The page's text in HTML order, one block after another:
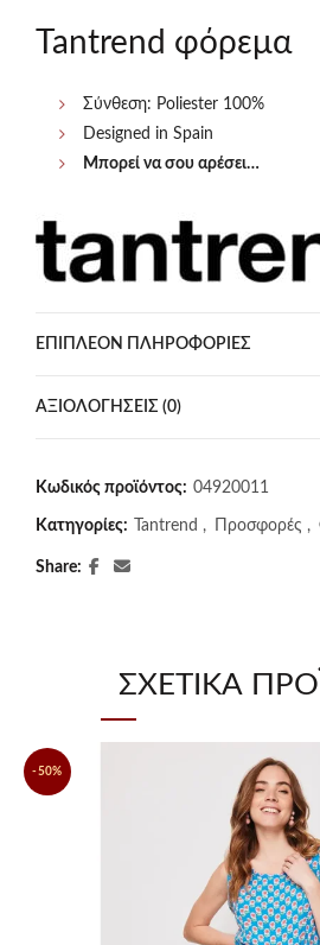
Tantrend φόρεμα
Σύνθεση: Poliester 100%
Designed in Spain
Μπορεί να σου αρέσει…
ΕΠΙΠΛΈΟΝ ΠΛΗΡΟΦΟΡΊΕΣ
ΑΞΙΟΛΟΓΉΣΕΙΣ (0)
Κωδικός προϊόντος: 04920011
Κατηγορίες: Tantrend , Προσφορές ,
Share
ΣΧΕΤΙΚΆ
-50%